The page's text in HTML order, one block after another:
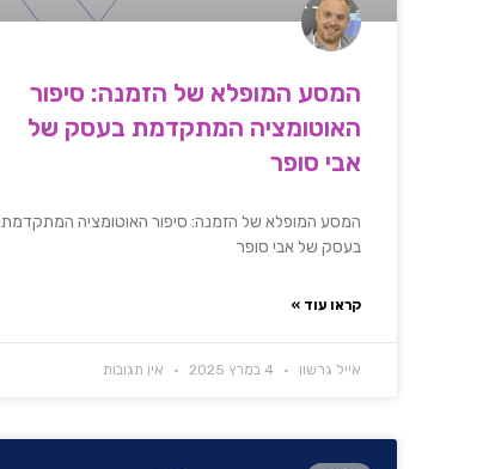
המסע המופלא של הזמנה: סיפור
האוטומציה המתקדמת בעסק של
אבי סופר
המסע המופלא של הזמנה: סיפור האוטומציה המתקדמת
בעסק של אבי סופר
קראו עוד »
אייל גרשון אין תגובות